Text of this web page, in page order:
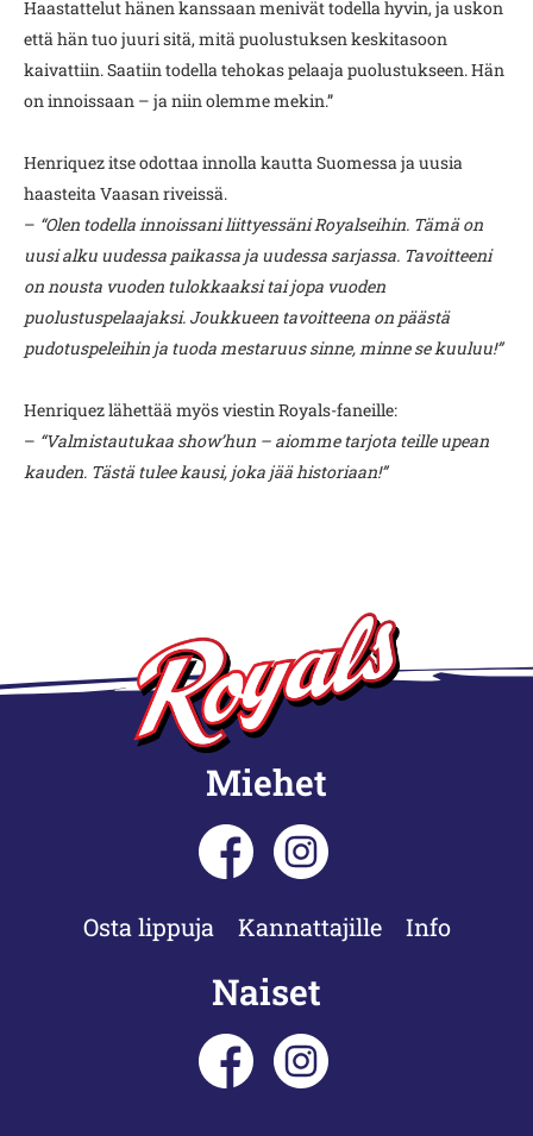
Haastattelut hänen kanssaan menivät todella hyvin, ja uskon
että hän tuo juuri sitä, mitä puolustuksen keskitasoon
kaivattiin. Saatiin todella tehokas pelaaja puolustukseen. Hän
on innoissaan – ja niin olemme mekin.”
Henriquez itse odottaa innolla kautta Suomessa ja uusia
haasteita Vaasan riveissä.
– “Olen todella innoissani liittyessäni Royalseihin. Tämä on
uusi alku uudessa paikassa ja uudessa sarjassa. Tavoitteeni
on nousta vuoden tulokkaaksi tai jopa vuoden
puolustuspelaajaksi. Joukkueen tavoitteena on päästä
pudotuspeleihin ja tuoda mestaruus sinne, minne se kuuluu!”
Henriquez lähettää myös viestin Royals-faneille:
– “Valmistautukaa show’hun – aiomme tarjota teille upean
kauden. Tästä tulee kausi, joka jää historiaan!”
Miehet
Osta lippuja Kannattajille Info
Naiset